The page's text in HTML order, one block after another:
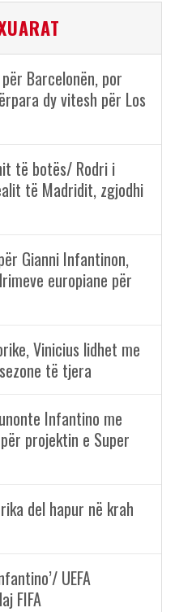
Barcelonën, por
dy vitesh për Los
të botës/ Rodri i
të Madridit, zgjodhi
Gianni Infantinon,
europiane për
Vinicius lidhet me
të tjera
Infantino me
projektin e Super
del hapur në krah
UEFA
FIFA